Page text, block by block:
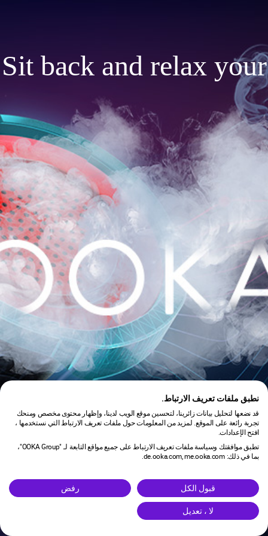
Sit back and relax your
is under maintenance.
نطبق ملفات تعريف الارتباط.
قد نضعها لتحليل بيانات زائرينا، لتحسين موقع الويب لدينا، وإظهار محتوى مخصص ومنحك
تجربة رائعة على الموقع. لمزيد من المعلومات حول ملفات تعريف الارتباط التي نستخدمها ،
افتح الإعدادات.
تطبق موافقتك وسياسة ملفات تعريف الارتباط على جميع مواقع التابعة لـ "OOKA Group"،
بما في ذلك: de.ooka.com, me.ooka.com.
قبول الكل رفض
لا ، تعديل